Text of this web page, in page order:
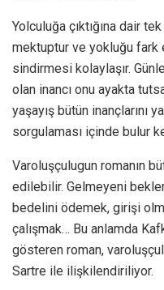
Yolculuğa çıktığına dair
mektuptur ve yokluğu fark
sindirmesi kolaylaşır.
olan inancı onu ayakta
yaşayış bütün inançlarını
sorgulaması içinde bulur
Varoluşçulugun romanın
edilebilir. Gelmeyeni
bedelini ödemek, girişi
çalışmak… Bu anlamda
gösteren roman,
Sartre ile ilişkilendiriliyor.